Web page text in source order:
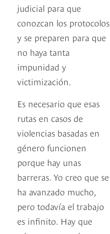
judicial para que
conozcan los protocolos
y se preparen para que
no haya tanta
impunidad y
victimización.
Es necesario que esas
rutas en casos de
violencias basadas en
género funcionen
porque hay unas
barreras. Yo creo que se
ha avanzado mucho,
pero todavía el trabajo
es infinito. Hay que